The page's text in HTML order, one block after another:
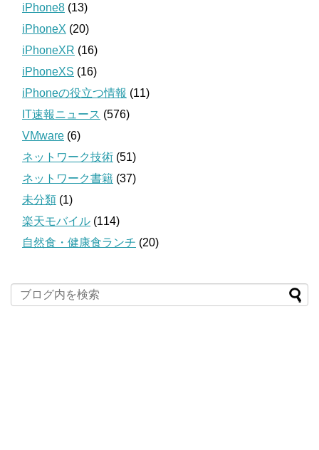
iPhone8 (13)
iPhoneX (20)
iPhoneXR (16)
iPhoneXS (16)
iPhoneの役立つ情報 (11)
IT速報ニュース (576)
VMware (6)
ネットワーク技術 (51)
ネットワーク書籍 (37)
未分類 (1)
楽天モバイル (114)
自然食・健康食ランチ (20)